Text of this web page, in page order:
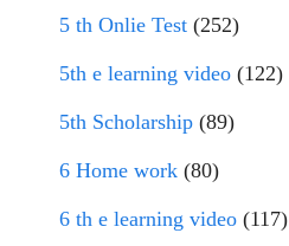
5 th Onlie Test (252)
5th e learning video (122)
5th Scholarship (89)
6 Home work (80)
6 th e learning video (117)